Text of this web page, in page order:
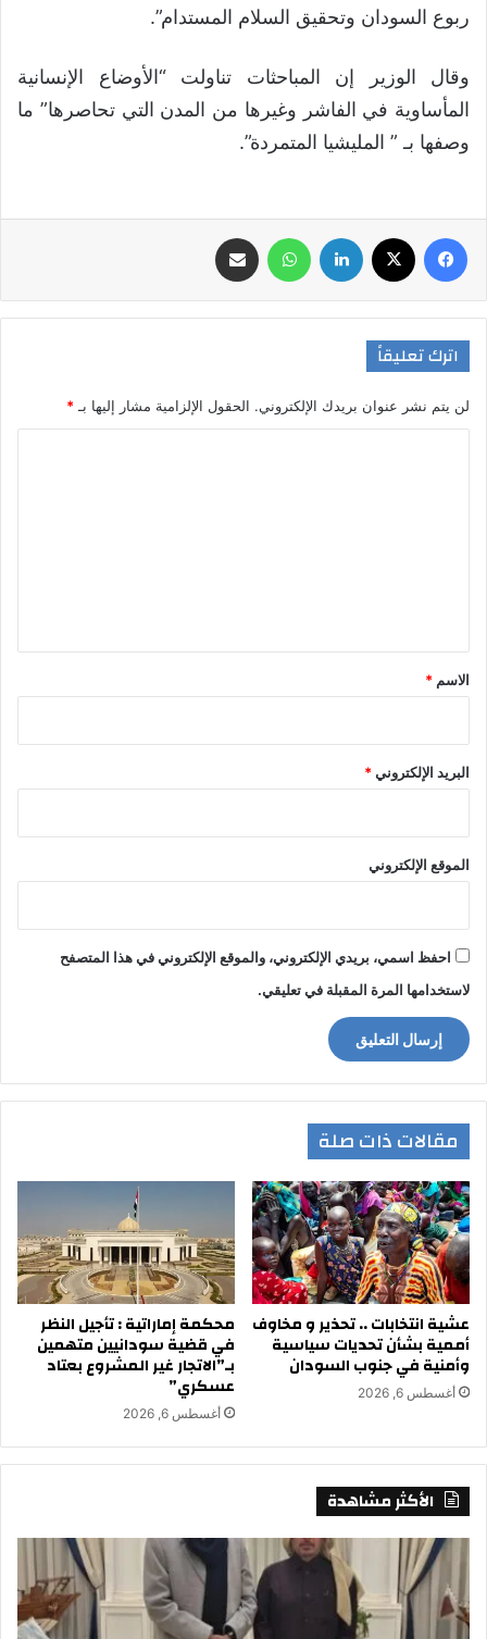
ربوع السودان وتحقيق السلام المستدام”.
وقال الوزير إن المباحثات تناولت “الأوضاع الإنسانية
المأساوية في الفاشر وغيرها من المدن التي تحاصرها” ما
وصفها بـ ” المليشيا المتمردة”.
اترك تعليقاً
لن يتم نشر عنوان بريدك الإلكتروني. الحقول الإلزامية مشار إليها بـ*
*
الاسم *
البريد الإلكتروني*
الموقع الإلكتروني
احفظ اسمي، بريدي الإلكتروني، والموقع الإلكتروني في هذا المتصفح
لاستخدامها المرة المقبلة في تعليقي.
مقالات ذات صلة
عشية انتخابات .. تحذير و مخاوف
أممية بشأن تحديات سياسية
وأمنية في جنوب السودان
أغسطس 6, 2026
محكمة إماراتية : تأجيل النظر
في قضية سودانيين متهمين
بـ”الاتجار غير المشروع بعتاد
عسكري”
أغسطس 6, 2026
الأكثر مشاهدة